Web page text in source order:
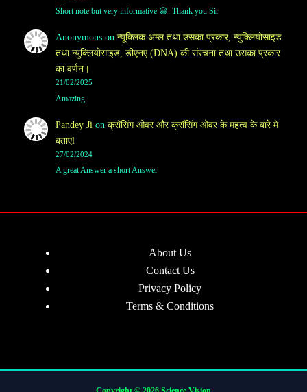
Short note but very informative 😃. Thank you Sir
Anonymouson न्यूक्लिक अम्ल तथा उसका प्रकार, न्युक्लियोसाइड
तथा न्युक्लियोसाइड, डीएनए (DNA) की संरचना तथा उसका प्रकार
का वर्णन।
21/02/2025
Amazing
Pandey Ji on क्रॉसिंग ओवर और क्रॉसिंग ओवर के महत्व के बारे मे
बताएl
27/02/2024
A great Answer a short Answer
About Us
Contact Us
Privacy Policy
Terms & Conditions